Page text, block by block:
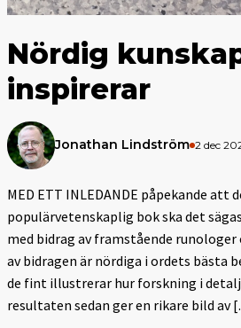
Nördig
inspirerar
Jonathan Lindström 2 dec
MED ETT INLEDANDE påpekande att
populärvetenskaplig bok ska det
med bidrag av framstående runologer
av bidragen är nördiga i ordets bästa
de fint illustrerar hur forskning i
resultaten sedan ger en rikare bild av